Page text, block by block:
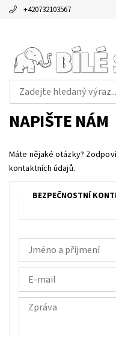
+420732103567
NAPIŠTE NÁM
Máte nějaké otázky?
kontaktních údajů.
BEZPEČNOSTNÍ